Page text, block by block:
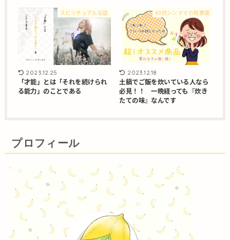
スピリチュアルな話
2023.12.25
「才能」とは「それを続けられ
る能力」のことである
40代シンママの知恵袋
2023.12.18
土鍋でご飯を炊いている人なら
必見！！ 一晩経っても『炊き
たての味』なんです
プロフィール